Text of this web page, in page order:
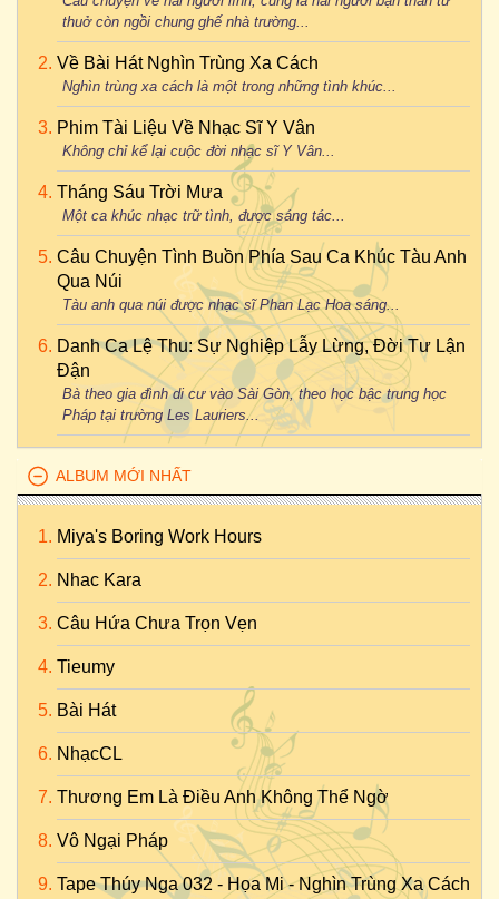
thuở còn ngồi chung ghế nhà trường...
Về Bài Hát Nghìn Trùng Xa Cách
Nghìn trùng xa cách là một trong những tình khúc...
Phim Tài Liệu Về Nhạc Sĩ Y Vân
Không chỉ kể lại cuộc đời nhạc sĩ Y Vân...
Tháng Sáu Trời Mưa
Một ca khúc nhạc trữ tình, được sáng tác...
Câu Chuyện Tình Buồn Phía Sau Ca Khúc Tàu Anh
Qua Núi
Tàu anh qua núi được nhạc sĩ Phan Lạc Hoa sáng...
Danh Ca Lệ Thu: Sự Nghiệp Lẫy Lừng, Đời Tư Lận
Đận
Bà theo gia đình di cư vào Sài Gòn, theo học bậc trung học
Pháp tại trường Les Lauriers...
ALBUM MỚI NHẤT
Miya's Boring Work Hours
Nhac Kara
Câu Hứa Chưa Trọn Vẹn
Tieumy
Bài Hát
NhạcCL
Thương Em Là Điều Anh Không Thể Ngờ
Vô Ngại Pháp
Tape Thúy Nga 032 - Họa Mi - Nghìn Trùng Xa Cách